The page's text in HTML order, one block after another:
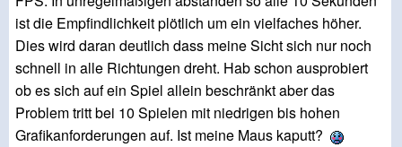
ist die Empfindlichkeit plötlich um ein vielfaches höher.
Dies wird daran deutlich dass meine Sicht sich nur noch
schnell in alle Richtungen dreht. Hab schon ausprobiert
ob es sich auf ein Spiel allein beschränkt aber das
Problem tritt bei 10 Spielen mit niedrigen bis hohen
Grafikanforderungen auf. Ist meine Maus kaputt?